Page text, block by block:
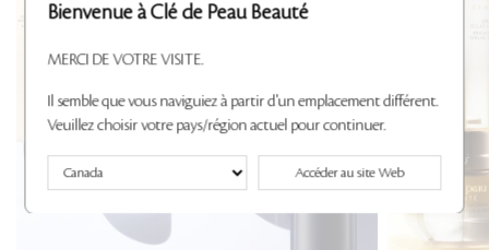
Bienvenue à Clé de Peau Beauté
MERCI DE VOTRE VISITE.
Il semble que vous naviguiez à partir d'un emplacement différent.
Veuillez choisir votre pays/région actuel pour continuer.
Accéder au site Web